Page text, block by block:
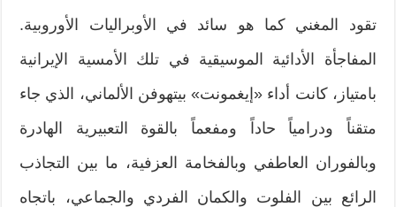
تقود المغني كما هو سائد في الأوبراليات الأوروبية.
المفاجأة الأدائية الموسيقية في تلك الأمسية الإيرانية
بامتياز، كانت أداء «إيغمونت» بيتهوفن الألماني، الذي جاء
متقناً ودرامياً حاداً ومفعماً بالقوة التعبيرية الهادرة
وبالفوران العاطفي وبالفخامة العزفية، ما بين التجاذب
الرائع بين الفلوت والكمان الفردي والجماعي، باتجاه